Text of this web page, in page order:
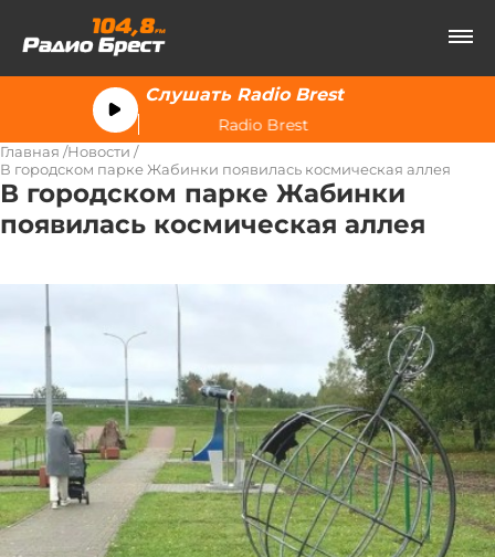
Слушать Radio Brest
Radio Brest
Главная Новости
В городском парке Жабинки появилась космическая аллея
В городском парке Жабинки
появилась космическая аллея